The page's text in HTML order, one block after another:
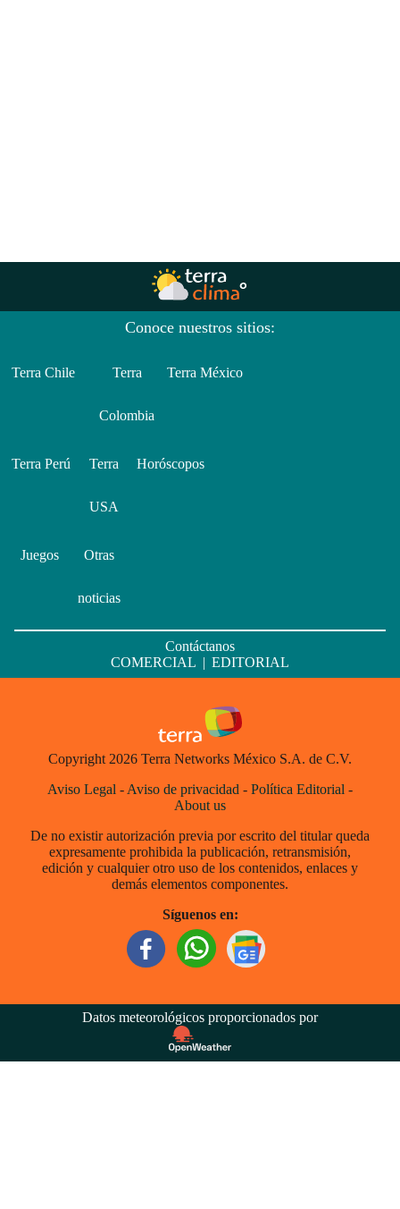
Conoce nuestros sitios:
Terra Chile Terra
Colombia
Terra México
Terra Perú Terra
USA
Horóscopos
Juegos Otras
noticias
Contáctanos
COMERCIAL | EDITORIAL
Copyright 2026 Terra Networks México S.A. de C.V.
Aviso Legal - Aviso de privacidad - Política Editorial -
About us
De no existir autorización previa por escrito del titular queda
expresamente prohibida la publicación, retransmisión,
edición y cualquier otro uso de los contenidos, enlaces y
demás elementos componentes.
Síguenos en:
Datos meteorológicos proporcionados por